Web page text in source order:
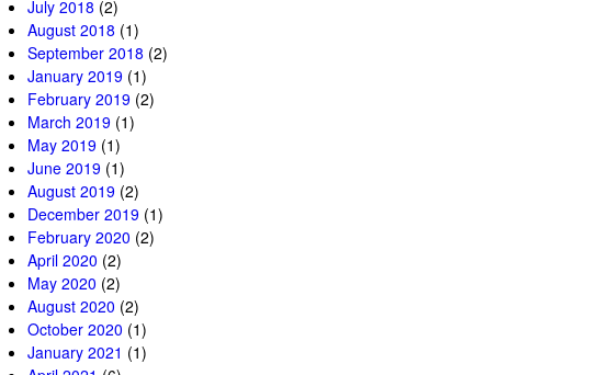
July 2018 (2)
August 2018 (1)
September 2018 (2)
January 2019 (1)
February 2019 (2)
March 2019 (1)
May 2019 (1)
June 2019 (1)
August 2019 (2)
December 2019 (1)
February 2020 (2)
April 2020 (2)
May 2020 (2)
August 2020 (2)
October 2020 (1)
January 2021 (1)